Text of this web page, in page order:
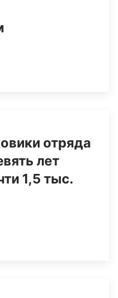
отряда
лет
1,5 тыс.